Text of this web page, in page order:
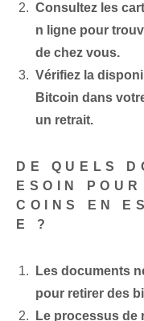
Consultez les
n ligne pour
de chez vous.
Vérifiez la
Bitcoin dans
un retrait.
DE QUELS
ESOIN
COINS EN
E ?
Les documents
pour retirer des
Le processus de